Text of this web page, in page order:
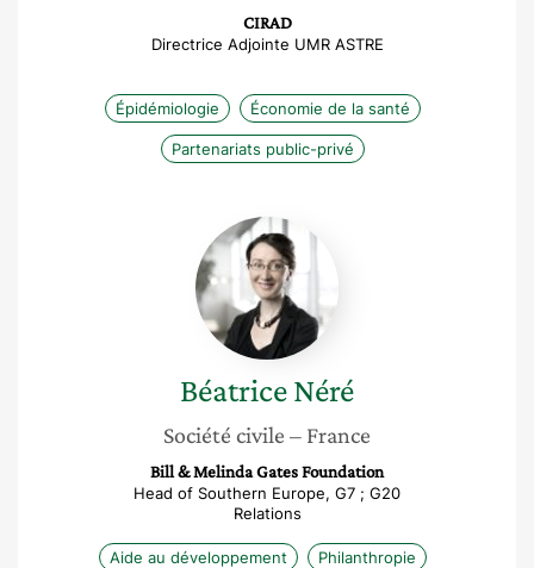
CIRAD
Directrice Adjointe UMR ASTRE
Épidémiologie Économie de la santé
Partenariats public-privé
Béatrice
Néré
BéatriceNéré
Société civile – France
Bill & Melinda Gates Foundation
Head of Southern Europe, G7 ; G20
Relations
Aide au développement Philanthropie